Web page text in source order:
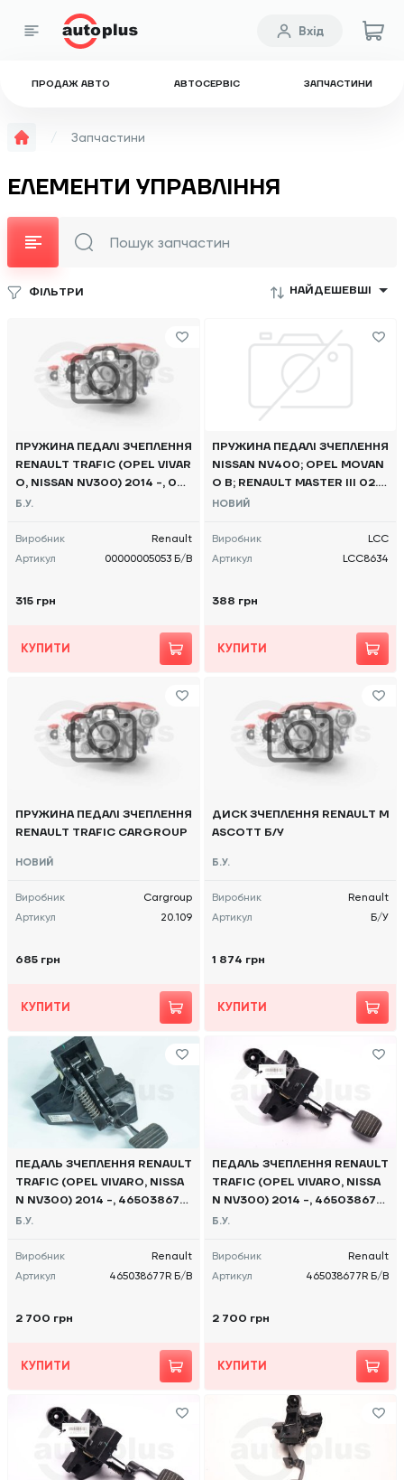
ПРОДАЖ АВТО АВТОСЕРВІС ЗАПЧАСТИНИ
Вхід
Запчастини
ЕЛЕМЕНТИ УПРАВЛІННЯ
ФІЛЬТРИ НАЙДЕШЕВШІ
ПРУЖИНА ПЕДАЛІ ЗЧЕПЛЕННЯ
RENAULT TRAFIC (OPEL VIVAR
O, NISSAN NV300) 2014 -, 00
000005053 Б/В
Б.У.
Виробник
Renault
Артикул
00000005053 Б/В
315 грн
КУПИТИ
ПРУЖИНА ПЕДАЛІ ЗЧЕПЛЕННЯ
NISSAN NV400; OPEL MOVAN
O B; RENAULT MASTER III 02.1
0-
НОВИЙ
Виробник
LCC
Артикул
LCC8634
388 грн
КУПИТИ
ПРУЖИНА ПЕДАЛІ ЗЧЕПЛЕННЯ
RENAULT TRAFIC CARGROUP
НОВИЙ
Виробник
Cargroup
Артикул
20.109
685 грн
КУПИТИ
ДИСК ЗЧЕПЛЕННЯ RENAULT M
ASCOTT Б/У
Б.У.
Виробник
Renault
Артикул
Б/У
1 874 грн
КУПИТИ
ПЕДАЛЬ ЗЧЕПЛЕННЯ RENAULT
TRAFIC (OPEL VIVARO, NISSA
N NV300) 2014 -, 465038677
R Б/В
Б.У.
Виробник
Renault
Артикул
465038677R Б/В
2 700 грн
КУПИТИ
ПЕДАЛЬ ЗЧЕПЛЕННЯ RENAULT
TRAFIC (OPEL VIVARO, NISSA
N NV300) 2014 -, 465038677
R Б/В
Б.У.
Виробник
Renault
Артикул
465038677R Б/В
2 700 грн
КУПИТИ